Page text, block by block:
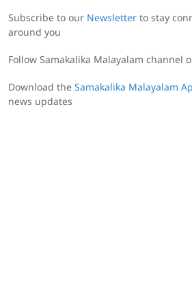
Subscribe to our Newsletter to stay
around you
Follow Samakalika Malayalam channel
Download the Samakalika Malayalam
news updates